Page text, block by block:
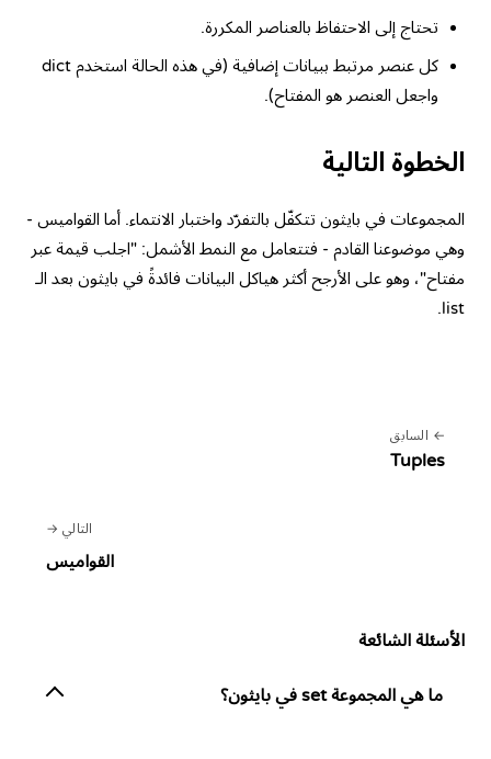
تحتاج إلى الاحتفاظ بالعناصر المكررة.
كل عنصر مرتبط ببيانات إضافية (في هذه الحالة استخدم dict
واجعل العنصر هو المفتاح).
الخطوة التالية
المجموعات في بايثون تتكفّل بالتفرّد واختبار الانتماء. أما القواميس -
وهي موضوعنا القادم - فتتعامل مع النمط الأشمل: "اجلب قيمة عبر
مفتاح"، وهو على الأرجح أكثر هياكل البيانات فائدةً في بايثون بعد الـ
list.
السابق
Tuples
التالي
القواميس
الأسئلة الشائعة
ما هي المجموعة set في بايثون؟